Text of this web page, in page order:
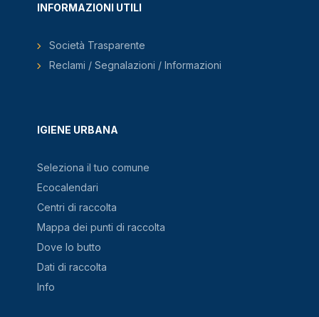
IGIENE URBANA
Seleziona il tuo comune
Ecocalendari
Centri di raccolta
Mappa dei punti di raccolta
Dove lo butto
Dati di raccolta
Info
INFORMAZIONI UTILI
Società Trasparente
Reclami / Segnalazioni / Informazioni